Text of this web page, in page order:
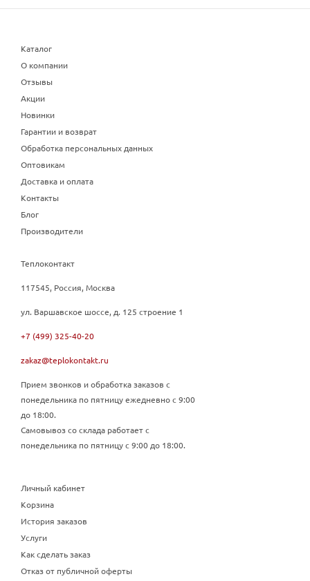
Каталог
О компании
Отзывы
Акции
Новинки
Гарантии и возврат
Обработка персональных данных
Оптовикам
Доставка и оплата
Контакты
Блог
Производители
Теплоконтакт
117545, Россия, Москва
ул. Варшавское шоссе, д. 125 строение 1
+7 (499) 325-40-20
zakaz@teplokontakt.ru
Прием звонков и обработка заказов с
понедельника по пятницу ежедневно с 9:00
до 18:00.
Самовывоз со склада работает с
понедельника по пятницу с 9:00 до 18:00.
Личный кабинет
Корзина
История заказов
Услуги
Как сделать заказ
Отказ от публичной оферты